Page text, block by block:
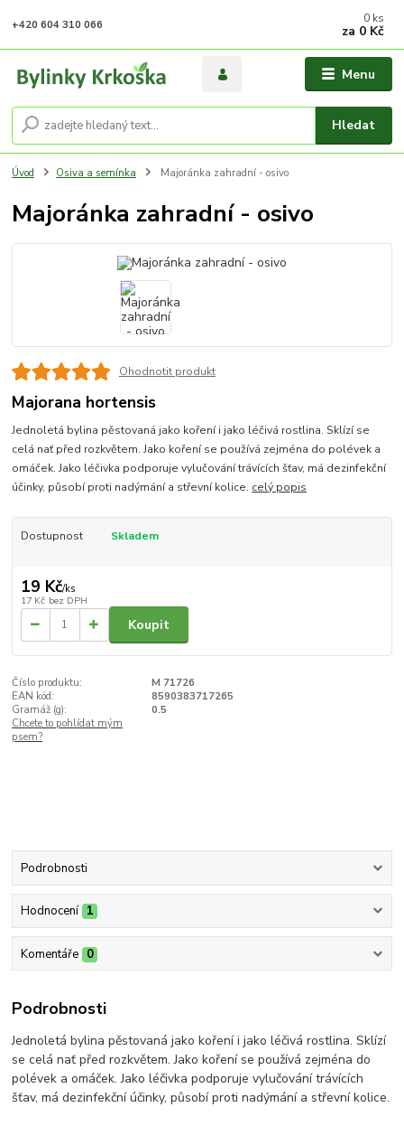
Menu
Hledat
+420 604 310 066 0 ks
za 0 Kč
Úvod Osiva a semínka Majoránka zahradní - osivo
Majoránka zahradní - osivo
Ohodnotit produkt
Majorana hortensis
Jednoletá bylina pěstovaná jako koření i jako léčivá rostlina. Sklízí se
celá nať před rozkvětem. Jako koření se používá zejména do polévek a
omáček. Jako léčivka podporuje vylučování trávících šťav, má dezinfekční
účinky, působí proti nadýmání a střevní kolice. celý popis
Dostupnost Skladem
19 Kč/ks
17 Kč bez DPH
Koupit
Číslo produktu:
M 71726
EAN kód:
8590383717265
Gramáž (g):
0.5
Chcete to pohlídat mým
psem?
Podrobnosti
Hodnocení 1
Komentáře 0
Podrobnosti
Jednoletá bylina pěstovaná jako koření i jako léčivá rostlina. Sklízí
se celá nať před rozkvětem. Jako koření se používá zejména do
polévek a omáček. Jako léčivka podporuje vylučování trávících
šťav, má dezinfekční účinky, působí proti nadýmání a střevní kolice.